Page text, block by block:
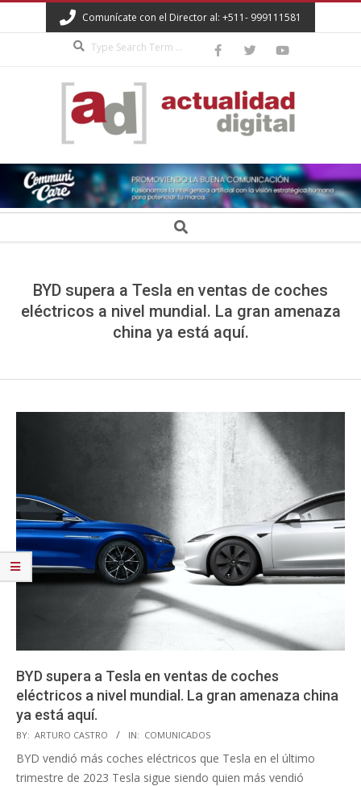
to
Comunícate con el Director al: +511- 999111581
ACTUALIDAD
DIGITAL Search
BYD supera a Tesla en ventas de coches
eléctricos a nivel mundial. La gran amenaza
china ya está aquí.
BYD supera a Tesla en ventas de coches
eléctricos a nivel mundial. La gran amenaza china
ya está aquí.
2024-
01-
03
BY: ARTURO CASTRO IN: COMUNICADOS
BYD vendió más coches eléctricos que Tesla en el último
trimestre de 2023 Tesla sigue siendo quien más vendió